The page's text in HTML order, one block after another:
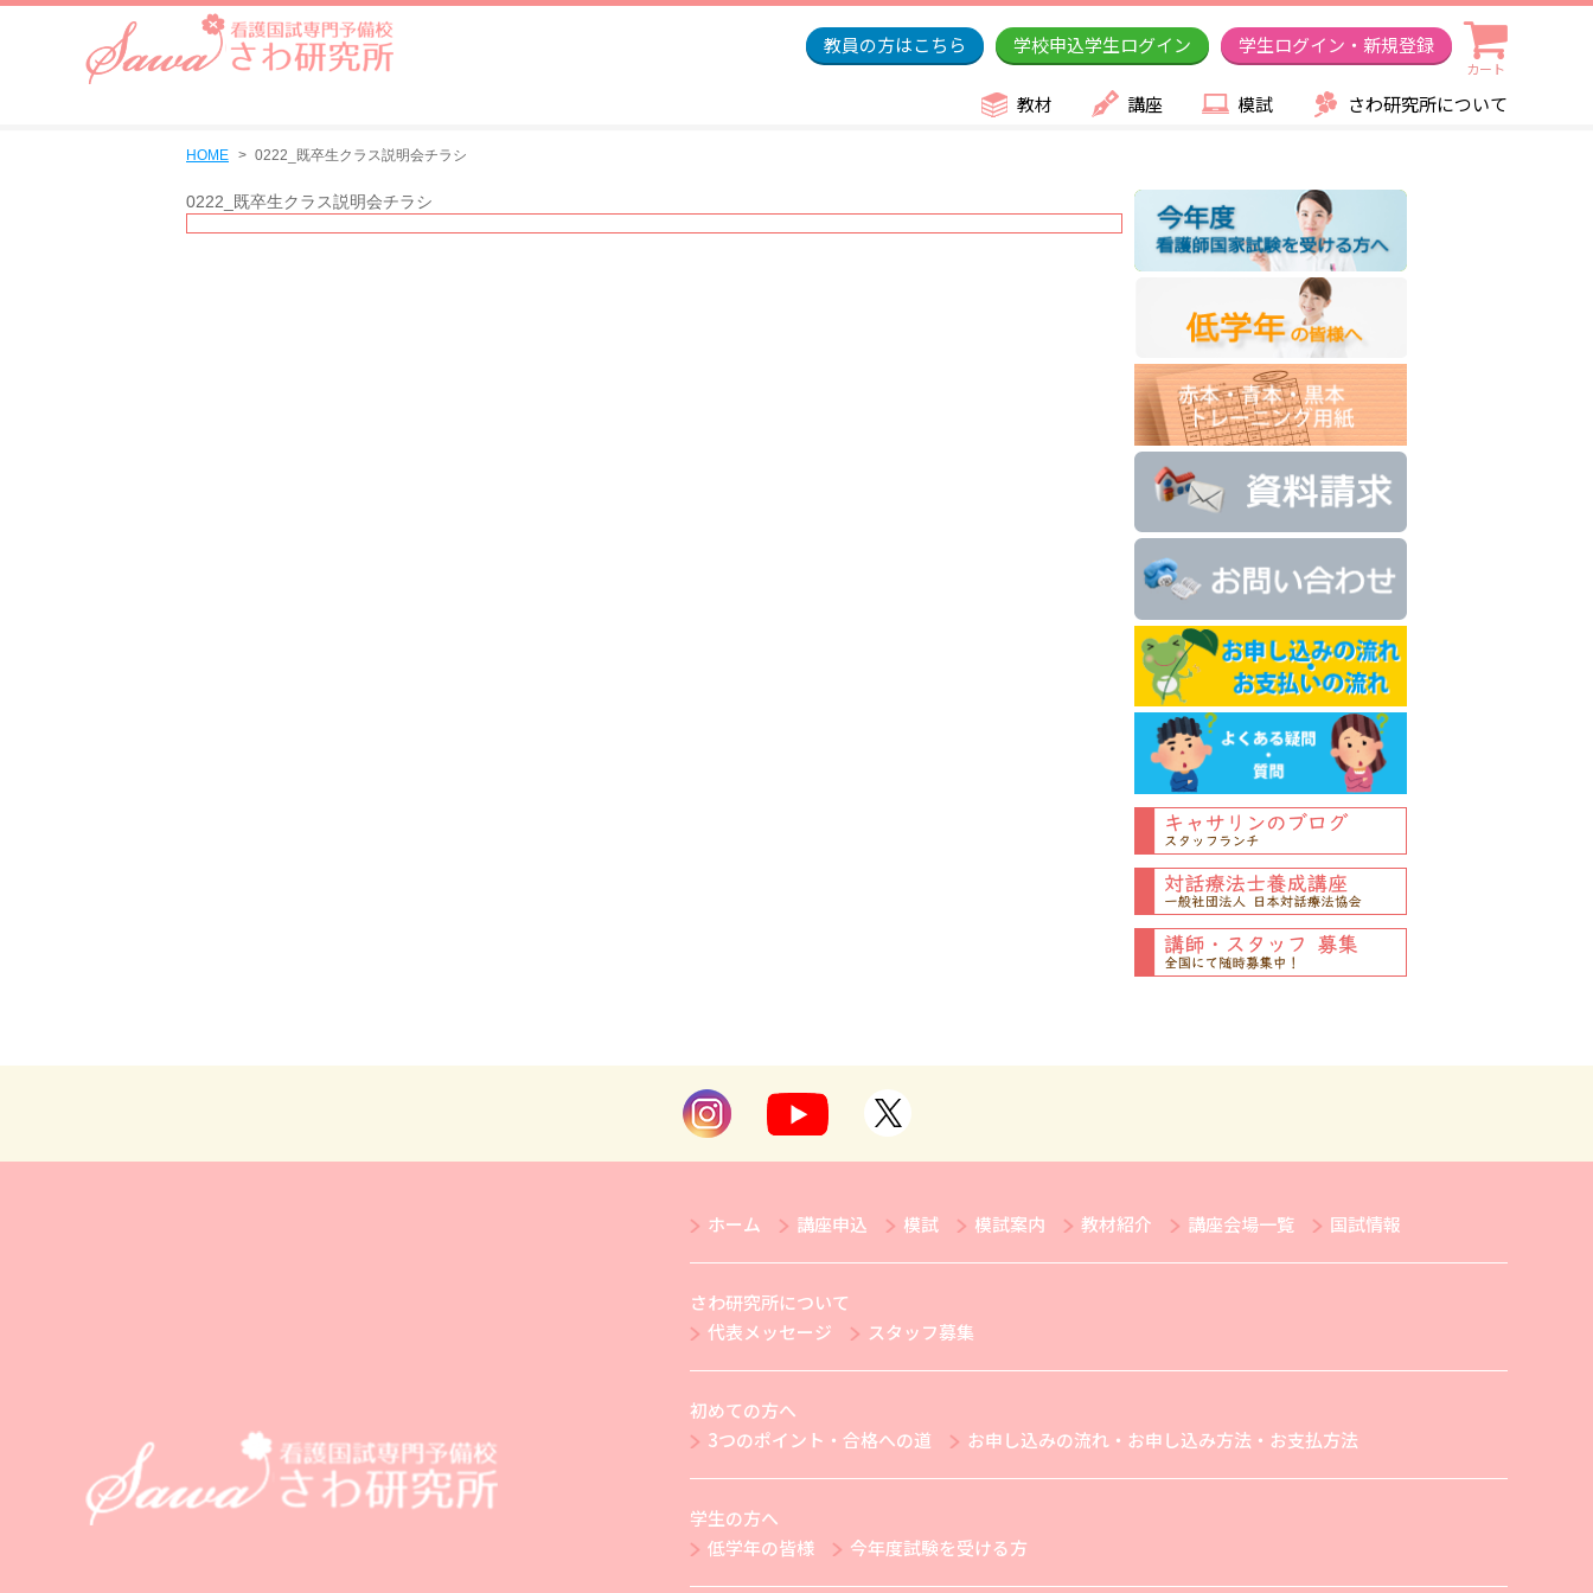
教員の方はこちら 学校申込学生ログイン 学生ログイン・新規登録
カート
教材 講座 模試 さわ研究所について
HOME 0222_既卒生クラス説明会チラシ
0222_既卒生クラス説明会チラシ
ホーム 講座申込 模試 模試案内 教材紹介 講座会場一覧 国試情報
さわ研究所について
代表メッセージ
スタッフ募集
初めての方へ
3つのポイント・合格への道
お申し込みの流れ・お申し込み方法・お支払方法
学生の方へ
低学年の皆様
今年度試験を受ける方